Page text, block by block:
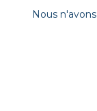
Nous